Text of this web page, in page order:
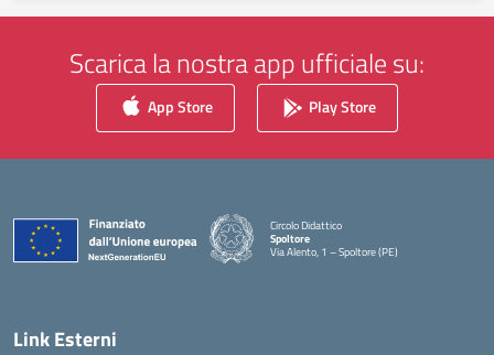
Scarica la nostra app ufficiale su:
App Store Play Store
Circolo Didattico
Spoltore
Via Alento, 1 – Spoltore (PE)
— Visita la pagina iniziale della scuola
Link Esterni